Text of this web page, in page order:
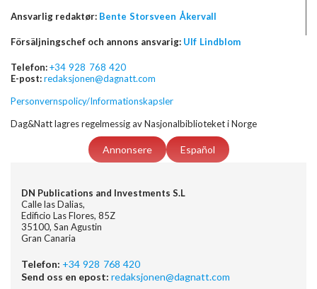
Ansvarlig redaktør: Bente Storsveen Åkervall
Försäljningschef och annons ansvarig: Ulf Lindblom
Telefon:+34 928 768 420
E-post:redaksjonen@dagnatt.com
Personvernspolicy/Informationskapsler
Dag&Natt lagres regelmessig av Nasjonalbiblioteket i Norge
Annonsere Español
DN Publications and Investments S.L
Calle las Dalias,
Edificio Las Flores, 85Z
35100, San Agustin
Gran Canaria
Telefon: +34 928 768 420
Send oss en epost: redaksjonen@dagnatt.com